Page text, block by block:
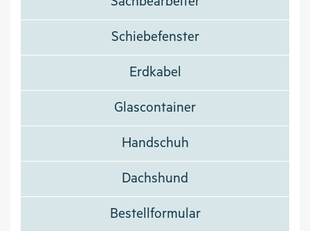
Schiebefenster
Erdkabel
Glascontainer
Handschuh
Dachshund
Bestellformular